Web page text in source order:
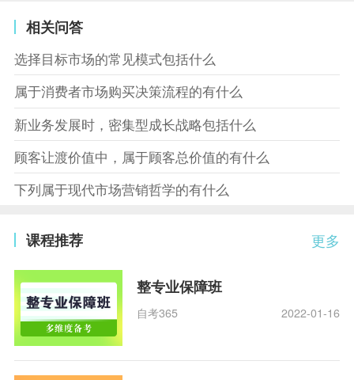
相关问答
选择目标市场的常见模式包括什么
属于消费者市场购买决策流程的有什么
新业务发展时，密集型成长战略包括什么
顾客让渡价值中，属于顾客总价值的有什么
下列属于现代市场营销哲学的有什么
更多
课程推荐
整专业保障班
自考365 2022-01-16